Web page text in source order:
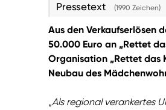
Pressetext (1990 Zeichen)
Aus den Verkaufserlösen
50.000 Euro an „Rettet
Organisation „Rettet das
Neubau des
„Als regional verankertes